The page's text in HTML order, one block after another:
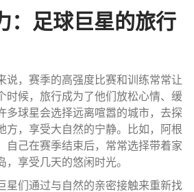
：足球巨星的旅行
说，赛季的高强度比赛和训练常常让
时候，旅行成为了他们放松心情、缓
多球星会选择远离喧嚣的城市，去探
方，享受大自然的宁静。比如，阿根
自己在赛季结束后，常常选择带着家
享受几天的悠闲时光。
星们通过与自然的亲密接触来重新找